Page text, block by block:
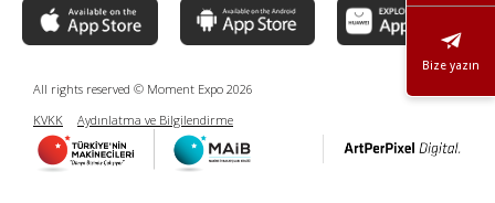
Bize yazın
All rights reserved © Moment Expo 2026
KVKK
Aydınlatma ve Bilgilendirme